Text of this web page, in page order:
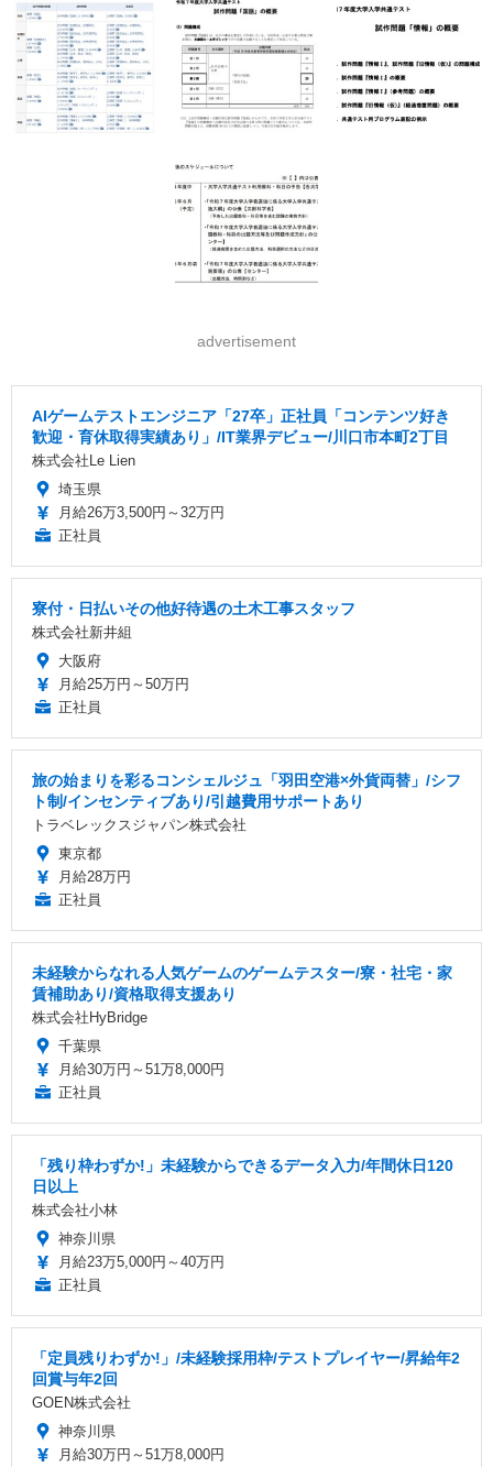
advertisement
AIゲームテストエンジニア「27卒」正社員「コンテンツ好き
歓迎・育休取得実績あり」/IT業界デビュー/川口市本町2丁目
株式会社Le Lien
埼玉県
月給26万3,500円～32万円
正社員
寮付・日払いその他好待遇の土木工事スタッフ
株式会社新井組
大阪府
月給25万円～50万円
正社員
旅の始まりを彩るコンシェルジュ「羽田空港×外貨両替」/シフ
ト制/インセンティブあり/引越費用サポートあり
トラベレックスジャパン株式会社
東京都
月給28万円
正社員
未経験からなれる人気ゲームのゲームテスター/寮・社宅・家
賃補助あり/資格取得支援あり
株式会社HyBridge
千葉県
月給30万円～51万8,000円
正社員
「残り枠わずか!」未経験からできるデータ入力/年間休日120
日以上
株式会社小林
神奈川県
月給23万5,000円～40万円
正社員
「定員残りわずか!」/未経験採用枠/テストプレイヤー/昇給年2
回賞与年2回
GOEN株式会社
神奈川県
月給30万円～51万8,000円